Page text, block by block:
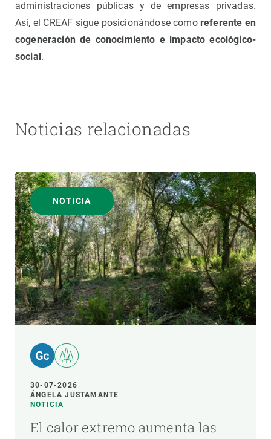
administraciones públicas y de empresas privadas.
Así, el CREAF sigue posicionándose como referente en
cogeneración de conocimiento e impacto ecológico-
social .
Noticias relacionadas
NOTICIA
30-07-2026
ÁNGELA JUSTAMANTE
NOTICIA
El calor extremo aumenta las